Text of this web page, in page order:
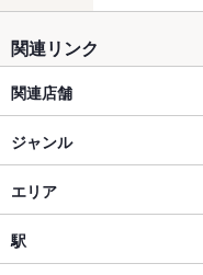
関連リンク
関連店舗
ミライザカ
旨唐揚げと居酒メシ 居酒
焼き鳥 居酒屋「三代目」鳥
ジャンル
居酒屋
和風
エリア
防府市
駅